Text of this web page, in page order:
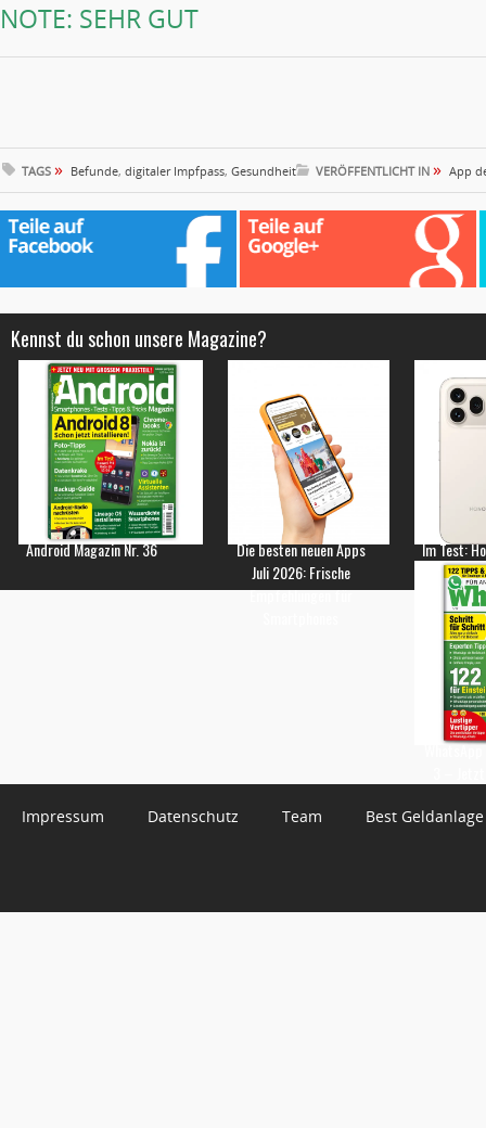
NOTE: SEHR GUT
TAGS » Befunde, digitaler Impfpass, Gesundheit VERÖFFENTLICHT IN » App
Kennst du schon unsere Magazine?
Android Magazin Nr. 36
Die besten neuen Apps
Juli 2026: Frische
Empfehlungen für
Im Test:
Impressum Datenschutz Team Best Geldanlage